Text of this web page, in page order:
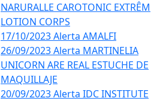
NARURALLE CAROTONIC EXTRÊM
LOTION CORPS
17/10/2023 Alerta AMALFI
26/09/2023 Alerta MARTINELIA
UNICORN ARE REAL ESTUCHE DE
MAQUILLAJE
20/09/2023 Alerta IDC INSTITUTE